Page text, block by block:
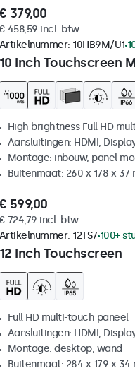
€ 379,00
€ 458,59 incl. btw
10 Inch Touchscreen
Artikelnummer: 10HB9M/U1
High brightness Full HD
Aansluitingen: HDMI,
Montage: inbouw, panel
Buitenmaat: 260 x 178 x 37
€ 599,00
€ 724,79 incl. btw
12 Inch Touchscreen
Artikelnummer: 12TS7 100+
Full HD multi-touch paneel
Aansluitingen: HDMI,
Montage: desktop, wand
Buitenmaat: 284 x 179 x 34